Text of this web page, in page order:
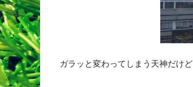
ガラッと変わってしまう天神だけど